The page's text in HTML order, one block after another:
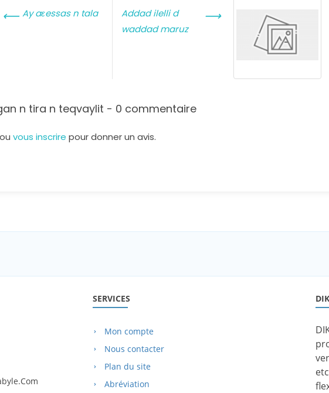
⟵ Ay aɛessas n tala
Addad ilelli d
waddad maruz
⟶
n tira n teqvaylit - 0 commentaire
ou vous inscrire pour donner un avis.
SERVICES
Mon compte
Nous contacter
Plan du site
Abréviation